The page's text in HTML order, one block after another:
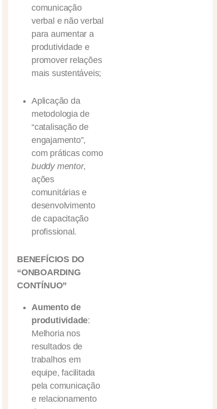
comunicação
verbal e não verbal
para aumentar a
produtividade e
promover relações
mais sustentáveis;
Aplicação da
metodologia de
“catalisação de
engajamento”,
com práticas como
buddy mentor,
ações
comunitárias e
desenvolvimento
de capacitação
profissional.
BENEFÍCIOS DO
“ONBOARDING
CONTÍNUO”
Aumento de
produtividade:
Melhoria nos
resultados de
trabalhos em
equipe, facilitada
pela comunicação
e relacionamento